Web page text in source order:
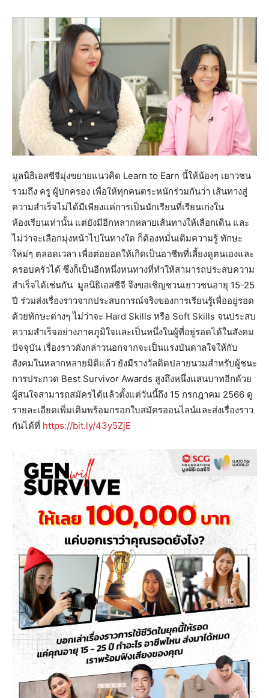
มูลนิธิเอสซีจีมุ่งขยายแนวคิด Learn to Earn นี้ให้น้องๆ เยาวชน
รวมถึง ครู ผู้ปกครอง เพื่อให้ทุกคนตระหนักร่วมกันว่า เส้นทางสู่
ความสำเร็จไม่ได้มีเพียงแค่การเป็นนักเรียนที่เรียนเก่งใน
ห้องเรียนเท่านั้น แต่ยังมีอีกหลากหลายเส้นทางให้เลือกเดิน และ
ไม่ว่าจะเลือกมุ่งหน้าไปในทางใด ก็ต้องหมั่นเติมความรู้ ทักษะ
ใหม่ๆ ตลอดเวลา เพื่อต่อยอดให้เกิดเป็นอาชีพที่เลี้ยงดูตนเองและ
ครอบครัวได้ ซึ่งก็เป็นอีกหนึ่งหนทางที่ทำให้สามารถประสบความ
สำเร็จได้เช่นกัน มูลนิธิเอสซีจี จึงขอเชิญชวนเยาวชนอายุ 15-25
ปี ร่วมส่งเรื่องราวจากประสบการณ์จริงของการเรียนรู้เพื่ออยู่รอด
ด้วยทักษะต่างๆ ไม่ว่าจะ Hard Skills หรือ Soft Skills จนประสบ
ความสำเร็จอย่างภาคภูมิใจและเป็นหนึ่งในผู้ที่อยู่รอดได้ในสังคม
ปัจจุบัน เรื่องราวดังกล่าวนอกจากจะเป็นแรงบันดาลใจให้กับ
สังคมในหลากหลายมิติแล้ว ยังมีรางวัลติดปลายนวมสำหรับผู้ชนะ
การประกวด Best Survivor Awards สูงถึงหนึ่งแสนบาทอีกด้วย
ผู้สนใจสามารถสมัครได้แล้วตั้งแต่วันนี้ถึง 15 กรกฎาคม 2566 ดู
รายละเอียดเพิ่มเติมพร้อมกรอกใบสมัครออนไลน์และส่งเรื่องราว
กันได้ที่ https://bit.ly/43y5ZjE